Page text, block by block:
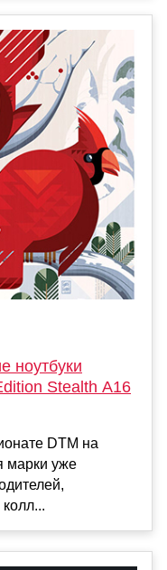
ноутбуки
Stealth A16
DTM на
марки уже